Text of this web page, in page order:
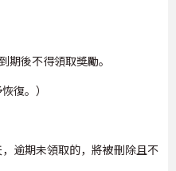
期後不得領取獎勵。
復。）
逾期未領取的，將被刪除且不